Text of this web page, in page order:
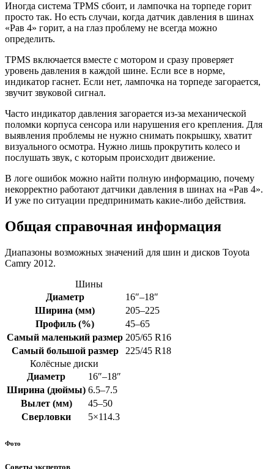
Иногда система TPMS сбоит, и лампочка на торпеде горит
просто так. Но есть случаи, когда датчик давления в шинах
«Рав 4» горит, а на глаз проблему не всегда можно
определить.
TPMS включается вместе с мотором и сразу проверяет
уровень давления в каждой шине. Если все в норме,
индикатор гаснет. Если нет, лампочка на торпеде загорается,
звучит звуковой сигнал.
Часто индикатор давления загорается из-за механической
поломки корпуса сенсора или нарушения его крепления. Для
выявления проблемы не нужно снимать покрышку, хватит
визуального осмотра. Нужно лишь прокрутить колесо и
послушать звук, с которым происходит движение.
В логе ошибок можно найти полную информацию, почему
некорректно работают датчики давления в шинах на «Рав 4».
И уже по ситуации предпринимать какие-либо действия.
Общая справочная информация
Диапазоны возможных значений для шин и дисков Toyota
Camry 2012.
Шины
Диаметр
16″–18″
Ширина (мм)
205–225
Профиль (%)
45–65
Самый маленький размер 205/65 R16
Самый большой размер
225/45 R18
Колёсные диски
Диаметр
16″–18″
Ширина (дюймы) 6.5–7.5
Вылет (мм)
45–50
Сверловки
5×114.3
Фото
Советы экспертов